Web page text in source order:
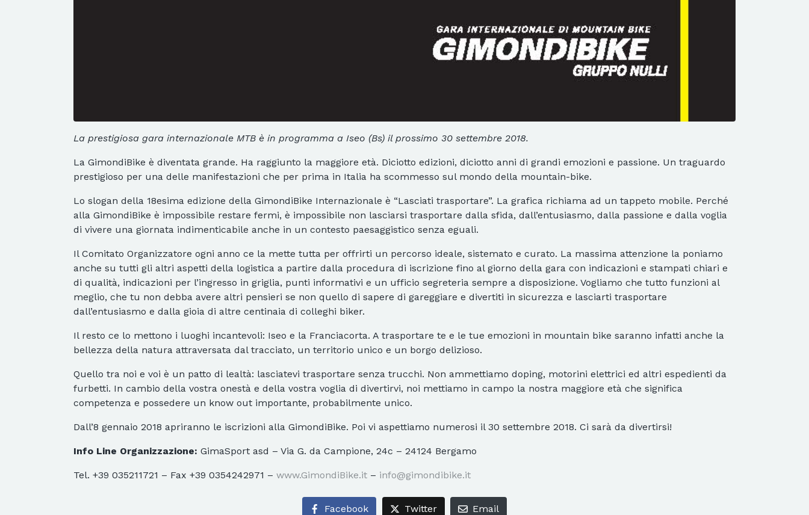
La prestigiosa gara internazionale MTB è in programma a Iseo (Bs) il prossimo 30 settembre 2018.
La GimondiBike è diventata grande. Ha raggiunto la maggiore età. Diciotto edizioni, diciotto anni di grandi emozioni e passione. Un traguardo
prestigioso per una delle manifestazioni che per prima in Italia ha scommesso sul mondo della mountain-bike.
Lo slogan della 18esima edizione della GimondiBike Internazionale è “Lasciati trasportare”. La grafica richiama ad un tappeto mobile. Perché
alla GimondiBike è impossibile restare fermi, è impossibile non lasciarsi trasportare dalla sfida, dall’entusiasmo, dalla passione e dalla voglia
di vivere una giornata indimenticabile anche in un contesto paesaggistico senza eguali.
Il Comitato Organizzatore ogni anno ce la mette tutta per offrirti un percorso ideale, sistemato e curato. La massima attenzione la poniamo
anche su tutti gli altri aspetti della logistica a partire dalla procedura di iscrizione fino al giorno della gara con indicazioni e stampati chiari e
di qualità, indicazioni per l’ingresso in griglia, punti informativi e un ufficio segreteria sempre a disposizione. Vogliamo che tutto funzioni al
meglio, che tu non debba avere altri pensieri se non quello di sapere di gareggiare e divertiti in sicurezza e lasciarti trasportare
dall’entusiasmo e dalla gioia di altre centinaia di colleghi biker.
Il resto ce lo mettono i luoghi incantevoli: Iseo e la Franciacorta. A trasportare te e le tue emozioni in mountain bike saranno infatti anche la
bellezza della natura attraversata dal tracciato, un territorio unico e un borgo delizioso.
Quello tra noi e voi è un patto di lealtà: lasciatevi trasportare senza trucchi. Non ammettiamo doping, motorini elettrici ed altri espedienti da
furbetti. In cambio della vostra onestà e della vostra voglia di divertirvi, noi mettiamo in campo la nostra maggiore età che significa
competenza e possedere un know out importante, probabilmente unico.
Dall’8 gennaio 2018 apriranno le iscrizioni alla GimondiBike. Poi vi aspettiamo numerosi il 30 settembre 2018. Ci sarà da divertirsi!
Info Line Organizzazione: GimaSport asd – Via G. da Campione, 24c – 24124 Bergamo
Tel. +39 035211721 – Fax +39 0354242971 – www.GimondiBike.it – info@gimondibike.it
Facebook Twitter Email